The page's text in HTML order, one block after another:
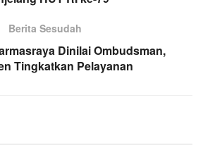
Berita Sesudah
Dinilai Ombudsman,
Tingkatkan Pelayanan